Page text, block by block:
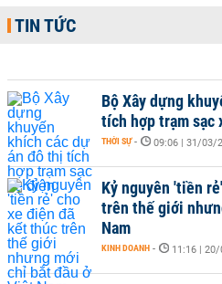
TIN TỨC
Bộ Xây dựng
tích hợp trạm sạc
THỜI SỰ - 09:06 | 31/03/
Kỷ nguyên 'tiền
trên thế giới
Nam
KINH DOANH - 11:16 |